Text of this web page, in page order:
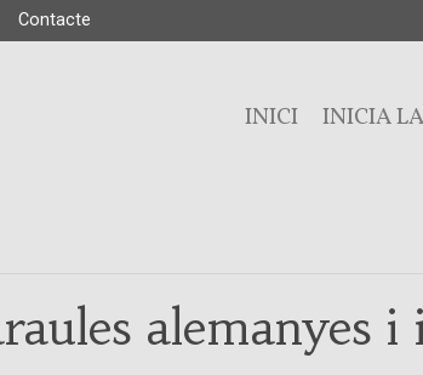
Contacte
INICI INICIA
alemanyes i